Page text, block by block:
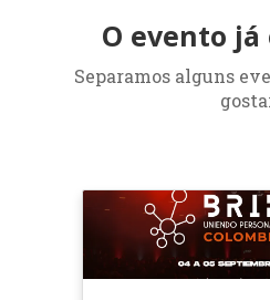
O evento
Separamos alguns